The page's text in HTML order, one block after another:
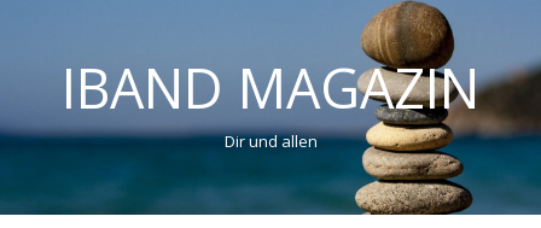
IBAND MAGAZIN
Dir und allen